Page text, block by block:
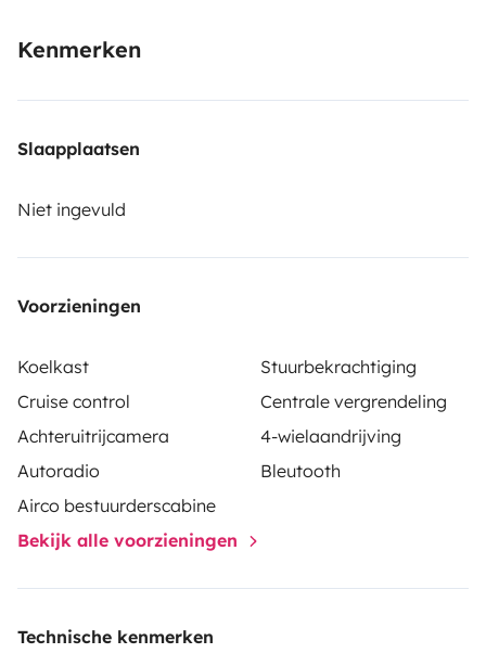
Kenmerken
Slaapplaatsen
Niet ingevuld
Voorzieningen
Koelkast
Stuurbekrachtiging
Cruise control
Centrale vergrendeling
Achteruitrijcamera
4-wielaandrijving
Autoradio
Bleutooth
Airco bestuurderscabine
Bekijk alle voorzieningen
Technische kenmerken